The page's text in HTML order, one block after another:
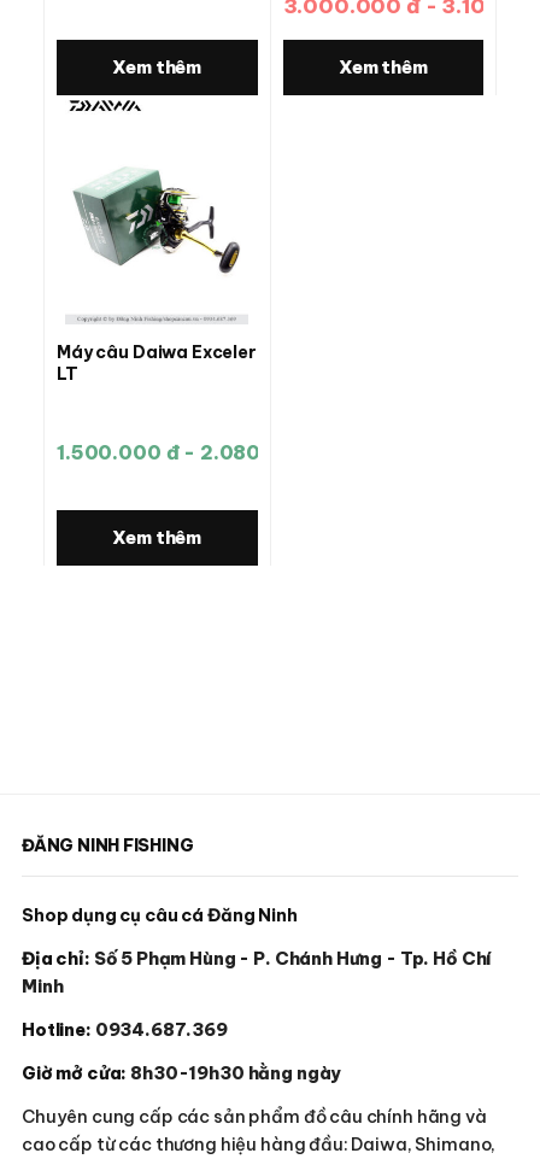
Xem thêm
3.000.000 đ -
Xem thêm
Máy câu Daiwa Exceler
LT
1.500.000 đ - 2.080.000 đ
Xem thêm
ĐĂNG NINH FISHING
Shop dụng cụ câu cá Đăng Ninh
Địa chỉ: Số 5 Phạm Hùng - P. Chánh Hưng - Tp. Hồ Chí
Minh
Hotline: 0934.687.369
Giờ mở cửa: 8h30-19h30 hằng ngày
Chuyên cung cấp các sản phẩm đồ câu chính hãng và
cao cấp từ các thương hiệu hàng đầu: Daiwa, Shimano,